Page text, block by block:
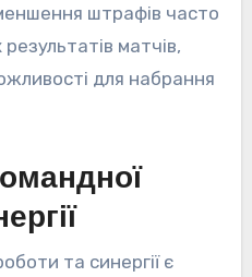
штрафів часто
матчів,
для набрання
та синергії є